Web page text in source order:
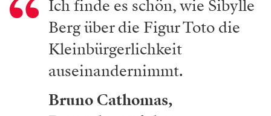
Ich finde es schön, wie Sibylle
Berg über die Figur Toto die
Kleinbürgerlichkeit
auseinandernimmt.
Bruno Cathomas,